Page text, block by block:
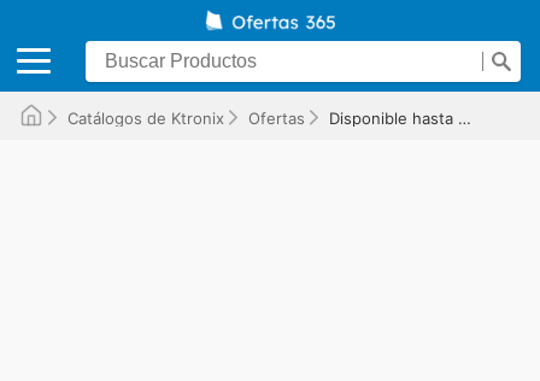
Catálogos de Ktronix Ofertas Disponible hasta el 08/11/2025